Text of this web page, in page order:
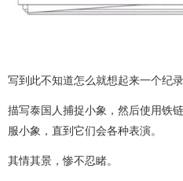
写到此不知道怎么就想起来一个纪录
描写泰国人捕捉小象，然后使用铁
服小象，直到它们会各种表演。
其情其景，惨不忍睹。